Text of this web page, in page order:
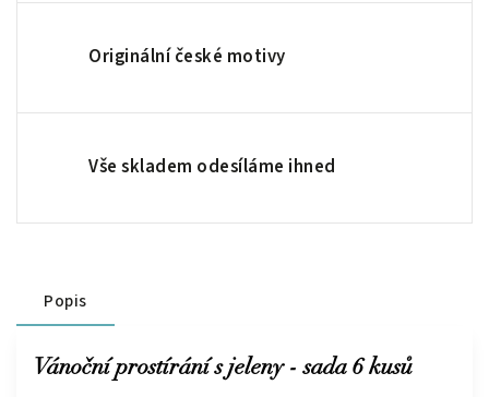
Originální české motivy
Vše skladem odesíláme ihned
Popis
Vánoční prostírání s jeleny - sada 6 kusů